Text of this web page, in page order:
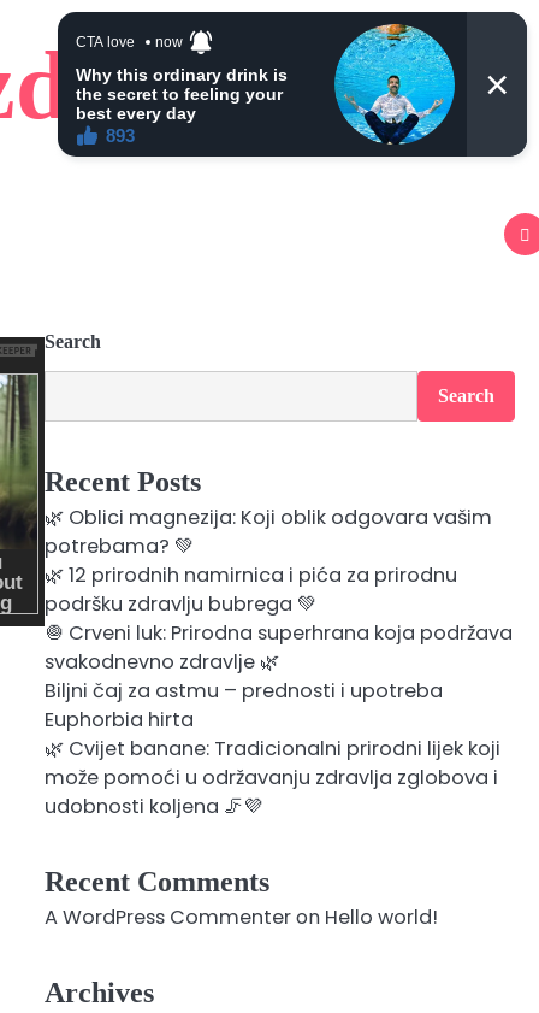
Search
Search
Recent Posts
🌿 Oblici magnezija: Koji oblik odgovara vašim
potrebama? 💚
🌿 12 prirodnih namirnica i pića za prirodnu
podršku zdravlju bubrega 💚
🧅 Crveni luk: Prirodna superhrana koja podržava
svakodnevno zdravlje 🌿
Biljni čaj za astmu – prednosti i upotreba
Euphorbia hirta
🌿 Cvijet banane: Tradicionalni prirodni lijek koji
može pomoći u održavanju zdravlja zglobova i
udobnosti koljena 🦵💜
Recent Comments
A WordPress Commenteron Hello world!
Archives